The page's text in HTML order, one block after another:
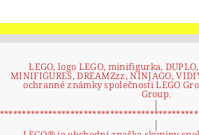
LEGO, logo LEGO, minifigurka,
MINIFIGURES, DREAMZzz, NINJAGO,
ochranné známky společnosti LEGO
Group.
|
|